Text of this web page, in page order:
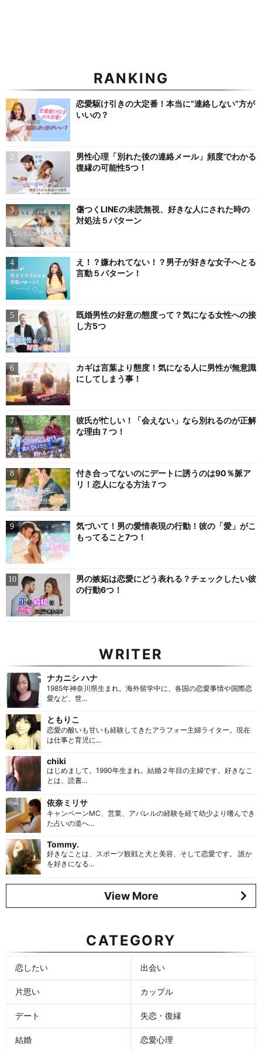
RANKING
恋愛駆け引きの大定番！本当に”連絡しない”方が
いいの？
男性心理「別れた後の連絡メール」頻度でわかる
復縁の可能性5つ！
傷つくLINEの未読無視、好きな人にされた時の
対処法５パターン
え！？嫌われてない！？男子が好きな女子へとる
言動５パターン！
既婚男性の好意の態度って？気になる女性への接
し方5つ
カギは言葉より態度！気になる人に男性が無意識
にしてしまう事！
彼氏が忙しい！「会えない」なら別れるのが正解
な理由７つ！
付き合ってないのにデートに誘うのは90％脈ア
リ！恋人になる方法７つ
気づいて！男の愛情表現の行動！彼の「愛」がこ
もってること7つ！
男の嫉妬は恋愛にどう表れる？チェックしたい彼
の行動6つ！
WRITER
ナカニシ ハナ
1985年神奈川県生まれ。海外留学中に、各国の恋愛事情や国際恋
愛など、世...
ともりこ
恋愛の酸いも甘いも経験してきたアラフォー主婦ライター。現在
は仕事と育児に...
chiki
はじめまして。1990年生まれ。結婚２年目の主婦です。好きなこ
とは、読書...
依奈ミリサ
キャンペーンMC、営業、アパレルの経験を経て幼少より嗜んでき
た占いの道へ...
Tommy.
好きなことは、スポーツ観戦と犬と美容、そして恋愛です。 誰か
を好きになる...
View More
CATEGORY
恋したい 出会い
片思い カップル
デート 失恋・復縁
結婚 恋愛心理